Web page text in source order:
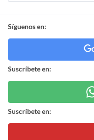
Síguenos en:
Suscríbete en:
Suscríbete en: